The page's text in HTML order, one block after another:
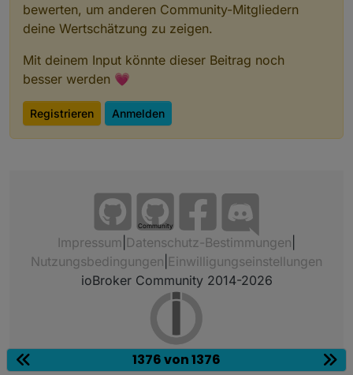
bewerten, um anderen Community-Mitgliedern
deine Wertschätzung zu zeigen.
Mit deinem Input könnte dieser Beitrag noch
besser werden 💗
Registrieren Anmelden
Community
Impressum Datenschutz-Bestimmungen
Nutzungsbedingungen Einwilligungseinstellungen
ioBroker Community 2014-2026
1376 von 1376